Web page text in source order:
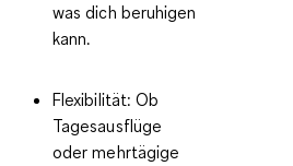
was dich beruhigen
kann.
Flexibilität: Ob
Tagesausflüge
oder mehrtägige